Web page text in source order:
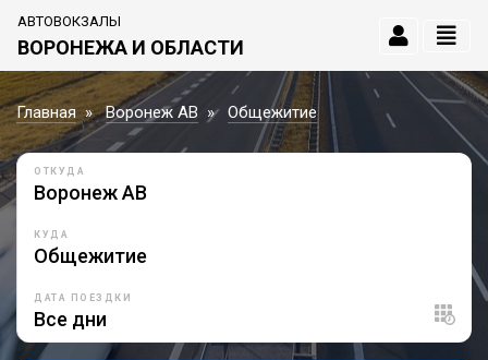
АВТОВОКЗАЛЫ
ВОРОНЕЖА И ОБЛАСТИ
Главная Воронеж АВ Общежитие
ОТКУДА
КУДА
ДАТА ПОЕЗДКИ